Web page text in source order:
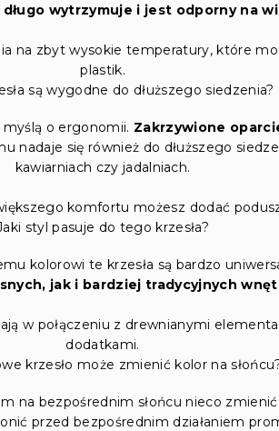
długo wytrzymuje i jest odporny na
na zbyt wysokie temperatury, które
plastik.
są wygodne do dłuższego siedzenia?
o ergonomii. Zakrzywione
nadaje się również do dłuższego
kawiarniach czy jadalniach.
komfortu możesz dodać
styl pasuje do tego krzesła?
kolorowi te krzesła są bardzo
jak i bardziej tradycyjnych
w połączeniu z drewnianymi
dodatkami.
krzesło może zmienić kolor na
na bezpośrednim słońcu nieco
przed bezpośrednim działaniem